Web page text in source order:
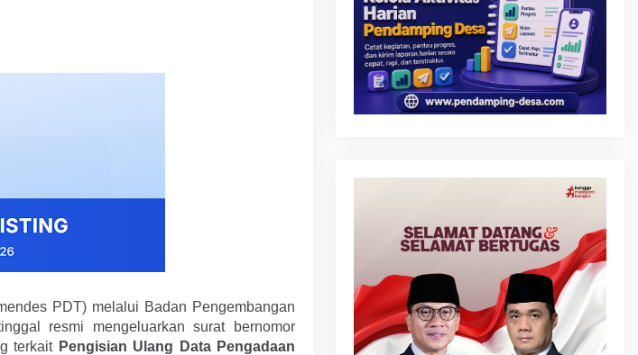
PDT) melalui Badan Pengembangan
resmi mengeluarkan surat bernomor
terkait Pengisian Ulang Data Pengadaan